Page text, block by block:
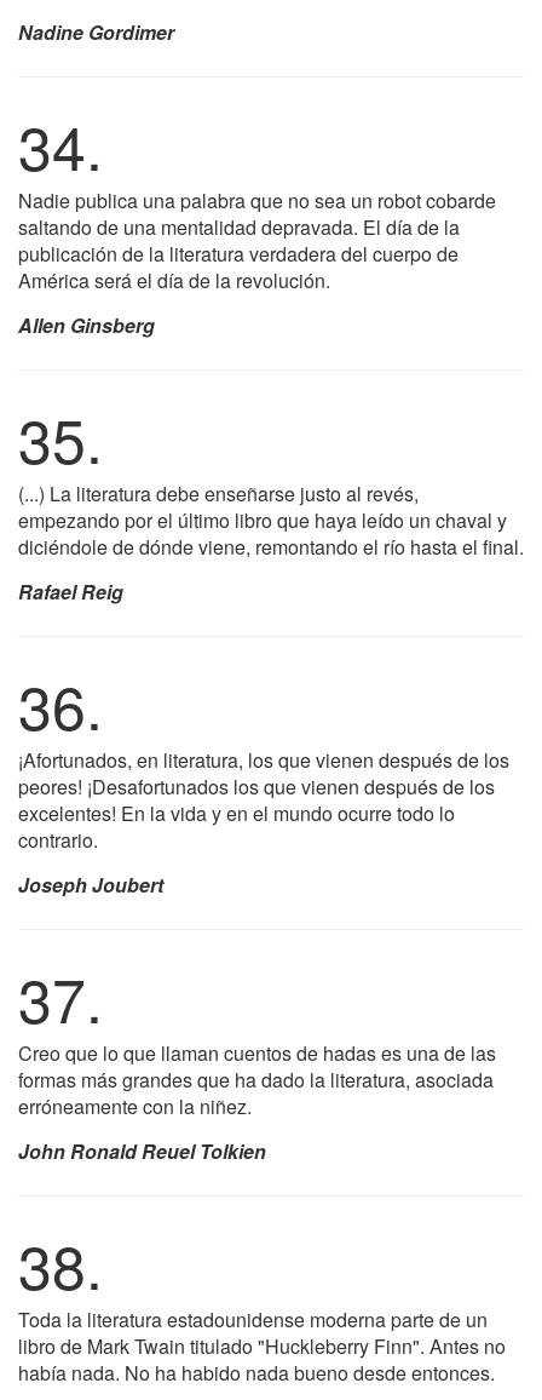
Nadine Gordimer
34.
Nadie publica una palabra que no sea un robot cobarde
saltando de una mentalidad depravada. El día de la
publicación de la literatura verdadera del cuerpo de
América será el día de la revolución.
Allen Ginsberg
35.
(...) La literatura debe enseñarse justo al revés,
empezando por el último libro que haya leído un chaval y
diciéndole de dónde viene, remontando el río hasta el final.
Rafael Reig
36.
¡Afortunados, en literatura, los que vienen después de los
peores! ¡Desafortunados los que vienen después de los
excelentes! En la vida y en el mundo ocurre todo lo
contrario.
Joseph Joubert
37.
Creo que lo que llaman cuentos de hadas es una de las
formas más grandes que ha dado la literatura, asociada
erróneamente con la niñez.
John Ronald Reuel Tolkien
38.
Toda la literatura estadounidense moderna parte de un
libro de Mark Twain titulado "Huckleberry Finn". Antes no
había nada. No ha habido nada bueno desde entonces.